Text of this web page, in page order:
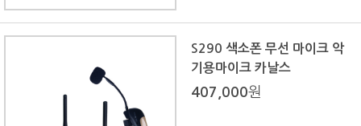
S290 색소폰 무선 마이크 악
기용마이크 카날스
407,000원